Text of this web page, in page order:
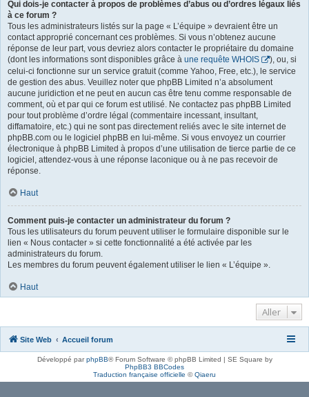
Qui dois-je contacter à propos de problèmes d’abus ou d’ordres légaux liés
à ce forum ?
Tous les administrateurs listés sur la page « L’équipe » devraient être un
contact approprié concernant ces problèmes. Si vous n’obtenez aucune
réponse de leur part, vous devriez alors contacter le propriétaire du domaine
(dont les informations sont disponibles grâce à une requête WHOIS
), ou, si
celui-ci fonctionne sur un service gratuit (comme Yahoo, Free, etc.), le service
de gestion des abus. Veuillez noter que phpBB Limited n’a absolument
aucune juridiction et ne peut en aucun cas être tenu comme responsable de
comment, où et par qui ce forum est utilisé. Ne contactez pas phpBB Limited
pour tout problème d’ordre légal (commentaire incessant, insultant,
diffamatoire, etc.) qui ne sont pas directement reliés avec le site internet de
phpBB.com ou le logiciel phpBB en lui-même. Si vous envoyez un courrier
électronique à phpBB Limited à propos d’une utilisation de tierce partie de ce
logiciel, attendez-vous à une réponse laconique ou à ne pas recevoir de
réponse.
Haut
Comment puis-je contacter un administrateur du forum ?
Tous les utilisateurs du forum peuvent utiliser le formulaire disponible sur le
lien « Nous contacter » si cette fonctionnalité a été activée par les
administrateurs du forum.
Les membres du forum peuvent également utiliser le lien « L’équipe ».
Haut
Aller
Site Web Accueil forum
Développé parphpBB® Forum Software © phpBB Limited | SE Square by
PhpBB3 BBCodes
Traduction française officielle ©Qiaeru